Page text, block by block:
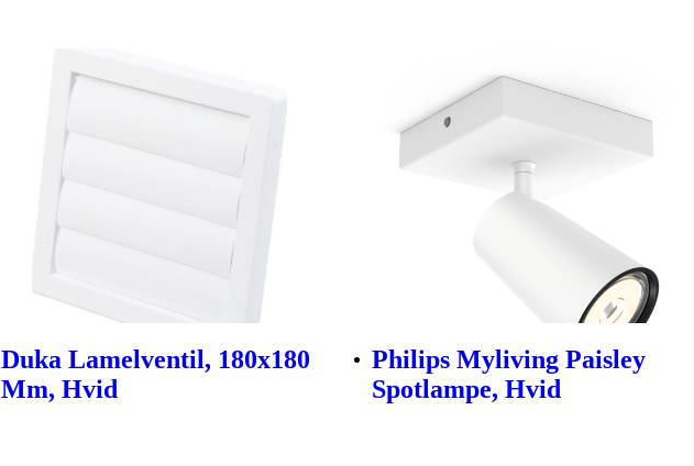
Duka Lamelventil, 180x180
Mm, Hvid
Philips Myliving Paisley
Spotlampe, Hvid